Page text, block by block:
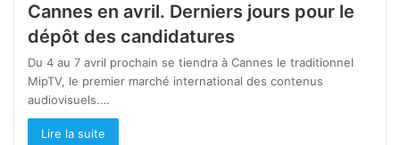
Cannes en avril. Derniers jours pour le
dépôt des candidatures
Du 4 au 7 avril prochain se tiendra à Cannes le traditionnel
MipTV, le premier marché international des contenus
audiovisuels.…
Lire la suite